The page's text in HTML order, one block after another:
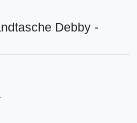
Debby -